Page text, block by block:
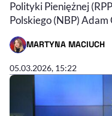
Polityki Pieniężnej
Polskiego (NBP) Adam
MARTYNA MACIUCH
- AUTOR ARTYKUŁU -
05.03.2026, 15:22